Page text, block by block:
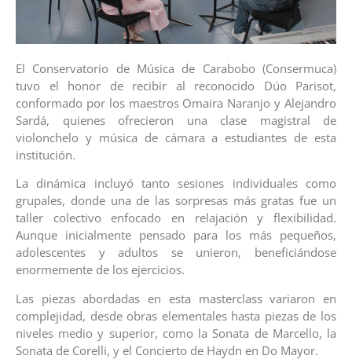
El Conservatorio de Música de Carabobo (Consermuca)
tuvo el honor de recibir al reconocido Dúo Parisot,
conformado por los maestros Omaira Naranjo y Alejandro
Sardá, quienes ofrecieron una clase magistral de
violonchelo y música de cámara a estudiantes de esta
institución.
La dinámica incluyó tanto sesiones individuales como
grupales, donde una de las sorpresas más gratas fue un
taller colectivo enfocado en relajación y flexibilidad.
Aunque inicialmente pensado para los más pequeños,
adolescentes y adultos se unieron, beneficiándose
enormemente de los ejercicios.
Las piezas abordadas en esta masterclass variaron en
complejidad, desde obras elementales hasta piezas de los
niveles medio y superior, como la Sonata de Marcello, la
Sonata de Corelli, y el Concierto de Haydn en Do Mayor.